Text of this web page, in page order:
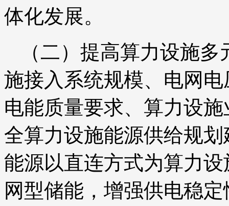
体化发展。
（二）提高算力设施
施接入系统规模、电网
电能质量要求、算力设
全算力设施能源供给规
能源以直连方式为算力
网型储能，增强供电稳